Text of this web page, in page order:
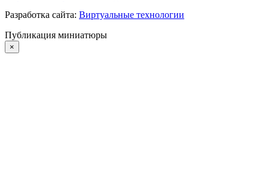
Разработка сайта: Виртуальные технологии
Публикация миниатюры
×